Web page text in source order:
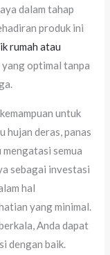
dalam tahap
produk ini
rumah atau
optimal tanpa
untuk
hujan deras, panas
semua
sebagai investasi
hal
yang minimal.
Anda dapat
dengan baik.